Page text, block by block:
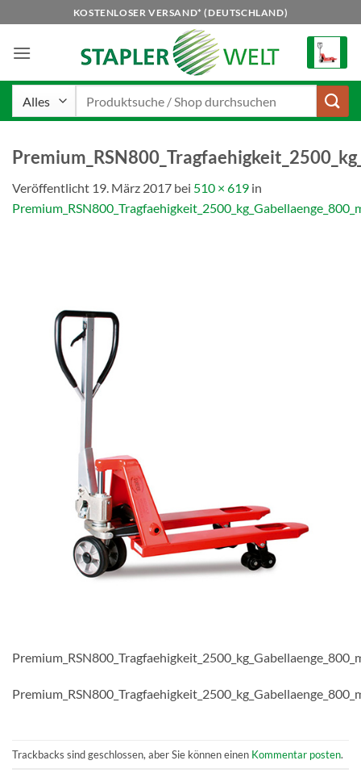
Inhalt
springen
KOSTENLOSER VERSAND* (DEUTSCHLAND)
Veröffentlicht 19. März 2017 bei 510 × 619 in
Trackbacks sind geschlossen, aber Sie können einen Kommentar posten.